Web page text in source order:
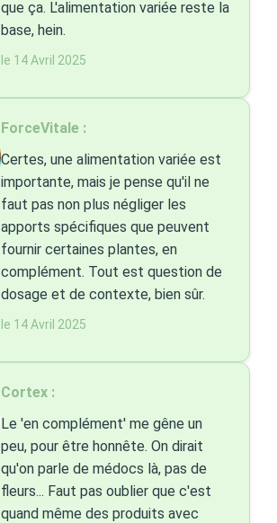
que ça. L'alimentation variée reste la
base, hein.
le 14 Avril 2025
ForceVitale :
Certes, une alimentation variée est
importante, mais je pense qu'il ne
faut pas non plus négliger les
apports spécifiques que peuvent
fournir certaines plantes, en
complément. Tout est question de
dosage et de contexte, bien sûr.
le 14 Avril 2025
Cortex :
Le 'en complément' me gêne un
peu, pour être honnête. On dirait
qu'on parle de médocs là, pas de
fleurs... Faut pas oublier que c'est
quand même des produits avec